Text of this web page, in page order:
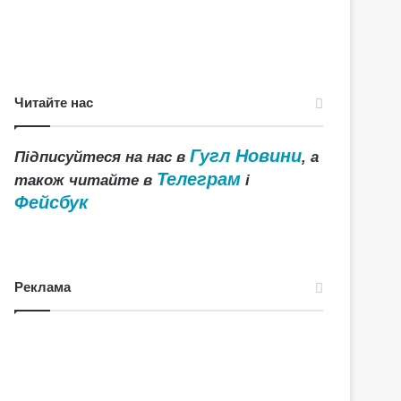
Читайте нас
Підписуйтеся на нас вГугл Новини, а
також читайте в Телеграм і
Фейсбук
Реклама